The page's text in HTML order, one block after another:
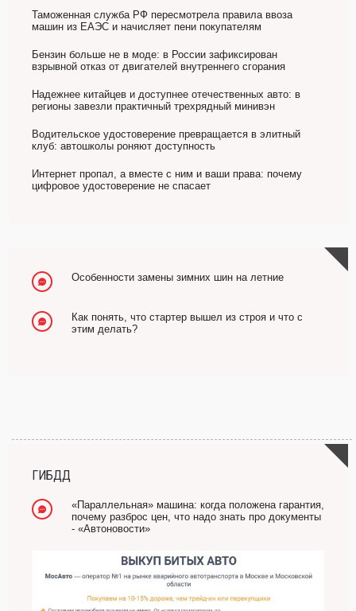
Таможенная служба РФ пересмотрела правила ввоза
машин из ЕАЭС и начисляет пени покупателям
Бензин больше не в моде: в России зафиксирован
взрывной отказ от двигателей внутреннего сгорания
Надежнее китайцев и доступнее отечественных авто: в
регионы завезли практичный трехрядный минивэн
Водительское удостоверение превращается в элитный
клуб: автошколы роняют доступность
Интернет пропал, а вместе с ним и ваши права: почему
цифровое удостоверение не спасает
Особенности замены зимних шин на летние
Как понять, что стартер вышел из строя и что с
этим делать?
ГИБДД
«Параллельная» машина: когда положена гарантия,
почему разброс цен, что надо знать про документы
- «Автоновости»